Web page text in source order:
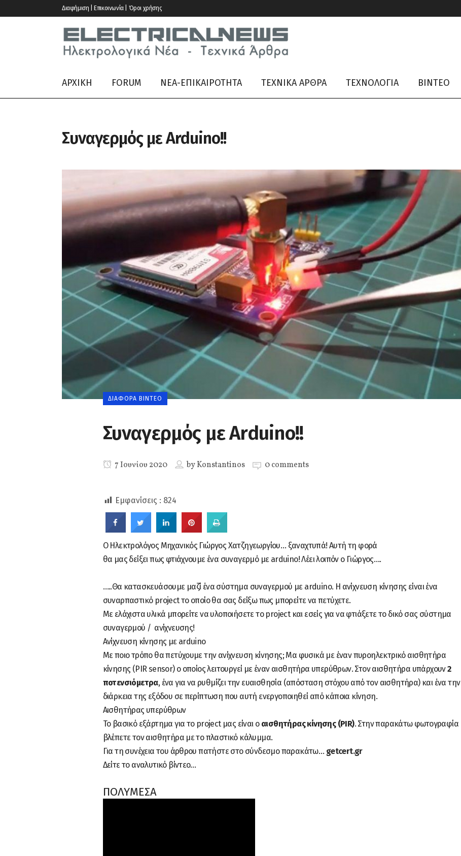
Διαφήμιση | Επικοινωνία | Όροι χρήσης
ΑΡΧΙΚΗ FORUM ΝΕΑ-ΕΠΙΚΑΙΡΟΤΗΤΑ ΤΕΧΝΙΚΑ ΑΡΘΡΑ ΤΕΧΝΟΛΟΓΙΑ ΒΊΝΤΕΟ
Συναγερμός με Arduino!!
ΔΙΆΦΟΡΑ ΒΊΝΤΕΟ
Συναγερμός με Arduino!!
7 Ιουνίου 2020 byKonstantinos 0 comments
Εμφανίσεις : 824
Ο Ηλεκτρολόγος Μηχανικός Γιώργος Χατζηγεωργίου… ξαναχτυπά! Αυτή τη φορά
θα μας δείξει πως φτιάχνουμε ένα συναγερμό με arduino! Λέει λοιπόν ο Γιώργος….
…..Θα κατασκευάσουμε μαζί ένα σύστημα συναγερμού με arduino. Η ανίχνευση κίνησης είναι ένα
συναρπαστικό project το οποίο θα σας δείξω πως μπορείτε να πετύχετε.
Με ελάχιστα υλικά μπορείτε να υλοποιήσετε το project και εσείς για να φτιάξετε το δικό σας σύστημα
συναγερμού / ανίχνευσης!
Ανίχνευση κίνησης με arduino
Με ποιο τρόπο θα πετύχουμε την ανίχνευση κίνησης; Μα φυσικά με έναν πυροηλεκτρικό αισθητήρα
κίνησης (PIR sensor) ο οποίος λειτουργεί με έναν αισθητήρα υπερύθρων. Στον αισθητήρα υπάρχουν2
ποτενσιόμετρα, ένα για να ρυθμίζει την ευαισθησία (απόσταση στόχου από τον αισθητήρα) και ένα την
διάρκεια της εξόδου σε περίπτωση που αυτή ενεργοποιηθεί από κάποια κίνηση.
Αισθητήρας υπερύθρων
Το βασικό εξάρτημα για το project μας είναι ο αισθητήρας κίνησης (PIR). Στην παρακάτω φωτογραφία
βλέπετε τον αισθητήρα με το πλαστικό κάλυμμα.
Για τη συνέχεια του άρθρου πατήστε στο σύνδεσμο παρακάτω… getcert.gr
Δείτε το αναλυτικό βίντεο…
ΠΟΛΥΜΕΣΑ